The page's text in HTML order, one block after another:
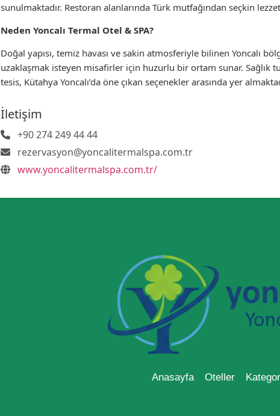
sunulmaktadır. Restoran alanlarında Türk mutfağından seçkin
Neden Yoncalı Termal Otel & SPA?
Doğal yapısı, temiz havası ve sakin atmosferiyle bilinen Yoncalı
uzaklaşmak isteyen misafirler için huzurlu bir ortam sunar.
tesis, Kütahya Yoncalı’da öne çıkan seçenekler arasında yer
İletişim
+90 274 249 44 44
rezervasyon@yoncalitermalspa.com.tr
www.yoncalitermalspa.com.tr/
Anasayfa Oteller